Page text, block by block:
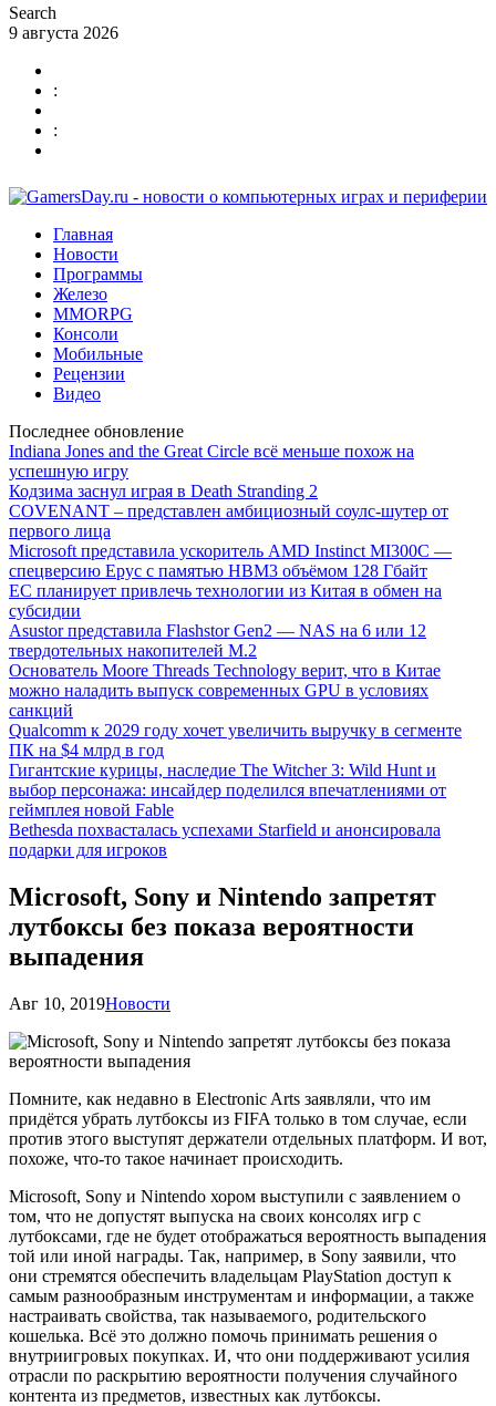
Search
9 августа 2026
:
:
Главная
Новости
Программы
Железо
MMORPG
Консоли
Мобильные
Рецензии
Видео
Последнее обновление
Indiana Jones and the Great Circle всё меньше похож на
успешную игру
Кодзима заснул играя в Death Stranding 2
COVENANT – представлен амбициозный соулс-шутер от
первого лица
Microsoft представила ускоритель AMD Instinct MI300C —
спецверсию Epyc с памятью HBM3 объёмом 128 Гбайт
ЕС планирует привлечь технологии из Китая в обмен на
субсидии
Asustor представила Flashstor Gen2 — NAS на 6 или 12
твердотельных накопителей M.2
Основатель Moore Threads Technology верит, что в Китае
можно наладить выпуск современных GPU в условиях
санкций
Qualcomm к 2029 году хочет увеличить выручку в сегменте
ПК на $4 млрд в год
Гигантские курицы, наследие The Witcher 3: Wild Hunt и
выбор персонажа: инсайдер поделился впечатлениями от
геймплея новой Fable
Bethesda похвасталась успехами Starfield и анонсировала
подарки для игроков
Microsoft, Sony и Nintendo запретят
лутбоксы без показа вероятности
выпадения
Авг 10, 2019Новости
Помните, как недавно в Electronic Arts заявляли, что им
придётся убрать лутбоксы из FIFA только в том случае, если
против этого выступят держатели отдельных платформ. И вот,
похоже, что-то такое начинает происходить.
Microsoft, Sony и Nintendo хором выступили с заявлением о
том, что не допустят выпуска на своих консолях игр с
лутбоксами, где не будет отображаться вероятность выпадения
той или иной награды. Так, например, в Sony заявили, что
они стремятся обеспечить владельцам PlayStation доступ к
самым разнообразным инструментам и информации, а также
настраивать свойства, так называемого, родительского
кошелька. Всё это должно помочь принимать решения о
внутриигровых покупках. И, что они поддерживают усилия
отрасли по раскрытию вероятности получения случайного
контента из предметов, известных как лутбоксы.